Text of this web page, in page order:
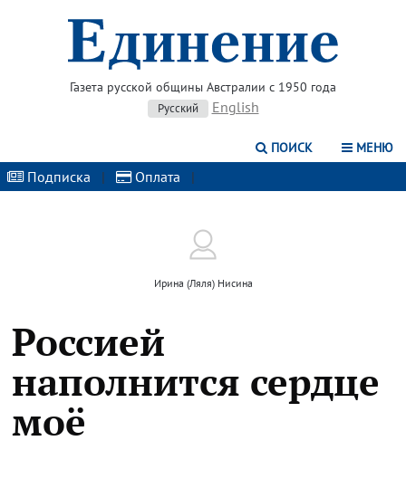
Газета русской общины Австралии с 1950 года
Русский English
ПОИСК МЕНЮ
Подписка | Оплата |
Ирина (Ляля) Нисина
Россией
наполнится сердце
моё